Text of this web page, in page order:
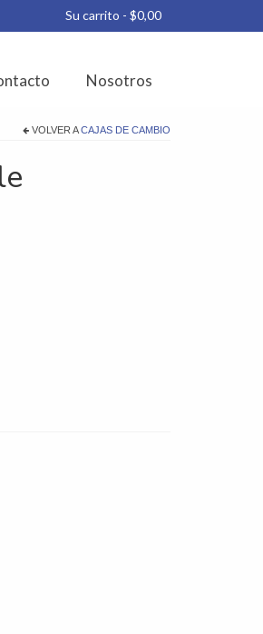
Su carrito - $0,00
Nosotros
VOLVER ACAJAS DE CAMBIO